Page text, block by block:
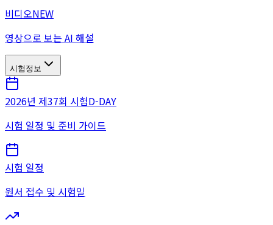
비디오NEW
영상으로 보는 AI 해설
시험정보
2026년 제37회 시험D-DAY
시험 일정 및 준비 가이드
시험 일정
원서 접수 및 시험일